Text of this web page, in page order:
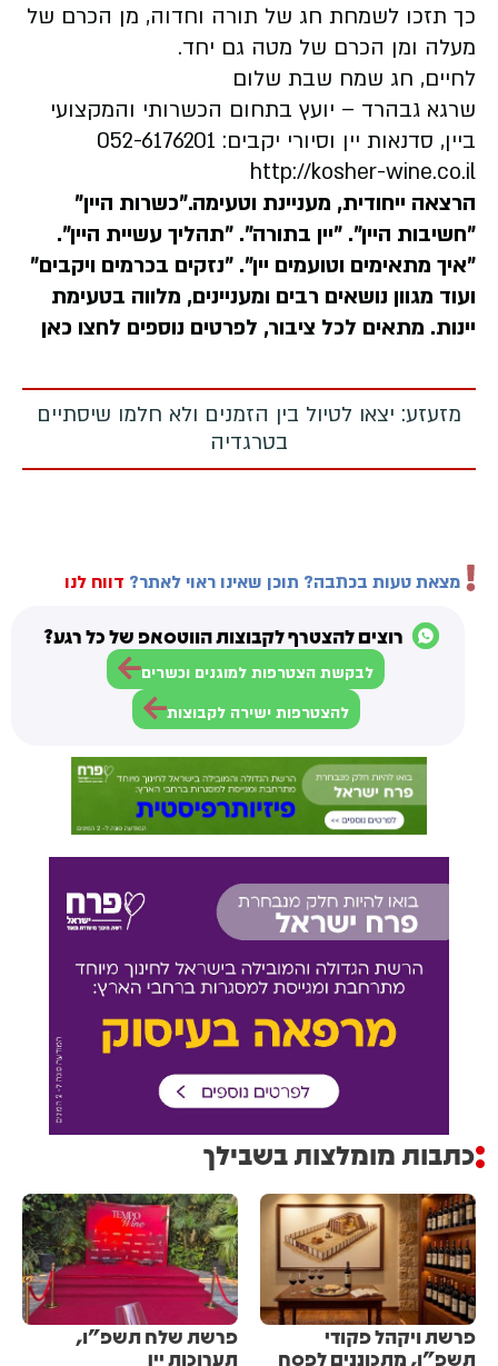
כך תזכו לשמחת חג של תורה וחדוה, מן הכרם של
מעלה ומן הכרם של מטה גם יחד.
לחיים, חג שמח שבת שלום
שרגא גבהרד – יועץ בתחום הכשרותי והמקצועי
ביין, סדנאות יין וסיורי יקבים: 052-6176201
http://kosher-wine.co.il
הרצאה ייחודית, מעניינת וטעימה."כשרות היין"
"חשיבות היין". "יין בתורה". "תהליך עשיית היין".
"איך מתאימים וטועמים יין". "נזקים בכרמים ויקבים"
ועוד מגוון נושאים רבים ומעניינים, מלווה בטעימת
יינות. מתאים לכל ציבור, לפרטים נוספים לחצו כאן
מזעזע: יצאו לטיול בין הזמנים ולא חלמו שיסתיים
בטרגדיה
מצאת טעות בכתבה? תוכן שאינו ראוי לאתר? דווח לנו
רוצים להצטרף לקבוצות הווטסאפ של כל רגע?
לבקשת הצטרפות למוגנים וכשרים
להצטרפות ישירה לקבוצות
כתבות מומלצות בשבילך
פרשת ויקהל פקודי
תשפ"ו, מתכוננים לפסח
פרשת שלח תשפ"ו,
תערוכות יין